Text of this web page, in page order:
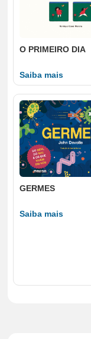
O PRIMEIRO DIA
Saiba mais
GERMES
Saiba mais